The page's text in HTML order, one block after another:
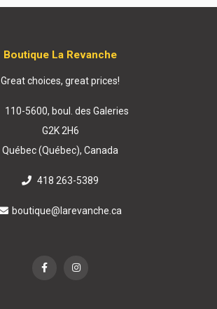
Boutique La Revanche
Great choices, great prices!
110-5600, boul. des Galeries
G2K 2H6
Québec (Québec), Canada
418 263-5389
boutique@larevanche.ca